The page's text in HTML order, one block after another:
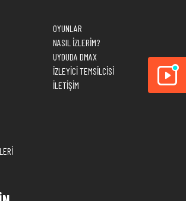
OYUNLAR
NASIL İZLERİM?
UYDUDA DMAX
İZLEYİCİ TEMSİLCİSİ
İLETİŞİM